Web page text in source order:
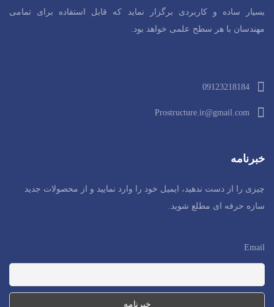
بسیار ساده و کاربردی برگزار نماید که قابل استفاده برای تمامی
مهندسان با هر سطح علمی خواهد بود.
09123218184
Prostructure.ir@gmail.com
خبرنامه
چیزی را از دست ندهید، ایمیل خود را وارد نمایید و از محصولات جدید
سازه حرفه ای مطلع شوید.
Email